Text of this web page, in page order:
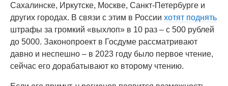
Сахалинске, Иркутске, Москве, Санкт-Петербурге и
других городах. В связи с этим в России хотят поднять
штрафы за громкий «выхлоп» в 10 раз – с 500 рублей
до 5000. Законопроект в Госдуме рассматривают
давно и неспешно – в 2023 году было первое чтение,
сейчас его дорабатывают ко второму чтению.